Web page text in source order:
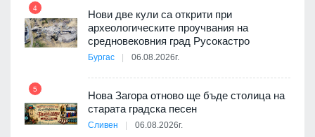
4
Нови две кули са открити при
археологическите проучвания на
средновековния град Русокастро
Бургас 06.08.2026г.
5
Нова Загора отново ще бъде столица на
старата градска песен
Сливен 06.08.2026г.